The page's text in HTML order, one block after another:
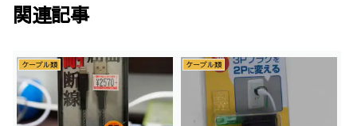
関連記事
ケーブル類 ケーブル類